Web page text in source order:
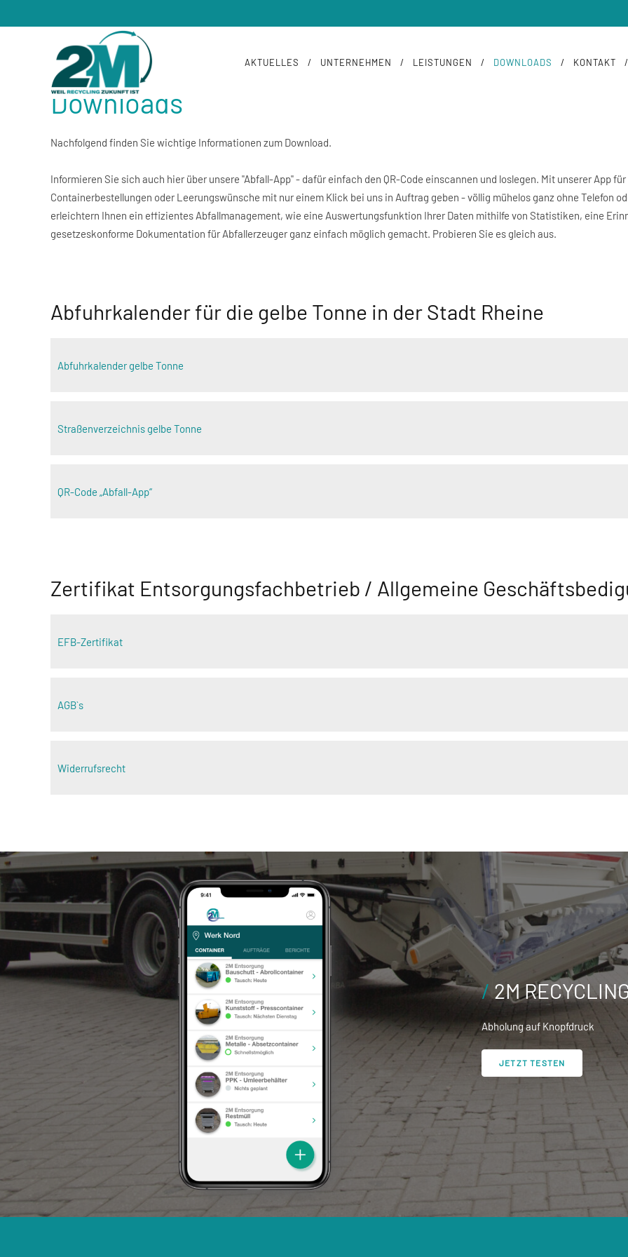
AKTUELLES UNTERNEHMEN LEISTUNGEN DOWNLOADS KONTAKT
/ALLE WICHTIGEN INFOS ZUM HERUNTERLADEN
Downloads
Nachfolgend finden Sie wichtige Informationen zum Download.
Informieren Sie sich auch hier über unsere "Abfall-App" - dafür einfach den QR-Code einscannen und loslegen. Mit unserer App
Containerbestellungen oder Leerungswünsche mit nur einem Klick bei uns in Auftrag geben - völlig mühelos ganz ohne Telefon
erleichtern Ihnen ein effizientes Abfallmanagement, wie eine Auswertungsfunktion Ihrer Daten mithilfe von Statistiken, eine
gesetzeskonforme Dokumentation für Abfallerzeuger ganz einfach möglich gemacht. Probieren Sie es gleich aus.
Abfuhrkalender für die gelbe Tonne in der Stadt Rheine
Abfuhrkalender gelbe Tonne
Straßenverzeichnis gelbe Tonne
QR-Code „Abfall-App“
Zertifikat Entsorgungsfachbetrieb / Allgemeine
EFB-Zertifikat
AGB`s
Widerrufsrecht
/2M
Abholung auf Knopfdruck
JETZT TESTEN